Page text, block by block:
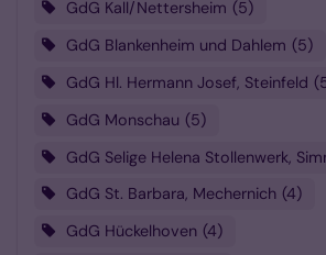
GdG Kall/Nettersheim
5
GdG Blankenheim und Dahlem 5
GdG Hl. Hermann Josef, Steinfeld
GdG Monschau 5
GdG Selige Helena Stollenwerk,
GdG St. Barbara, Mechernich 4
GdG Hückelhoven 4